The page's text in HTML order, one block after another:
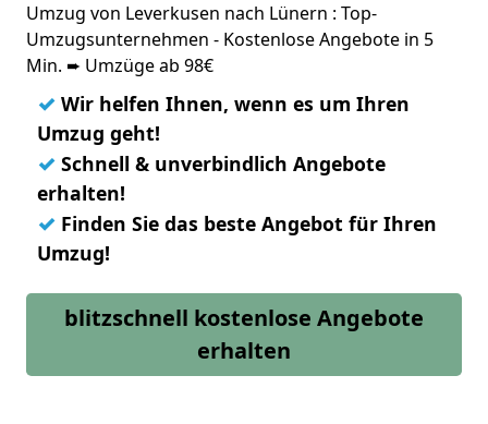
Umzug von Leverkusen nach Lünern : Top-
Umzugsunternehmen - Kostenlose Angebote in 5
Min. ➨ Umzüge ab 98€
✓ Wir helfen Ihnen, wenn es um Ihren
Umzug geht!
✓ Schnell & unverbindlich Angebote
erhalten!
✓ Finden Sie das beste Angebot für Ihren
Umzug!
blitzschnell kostenlose Angebote
erhalten